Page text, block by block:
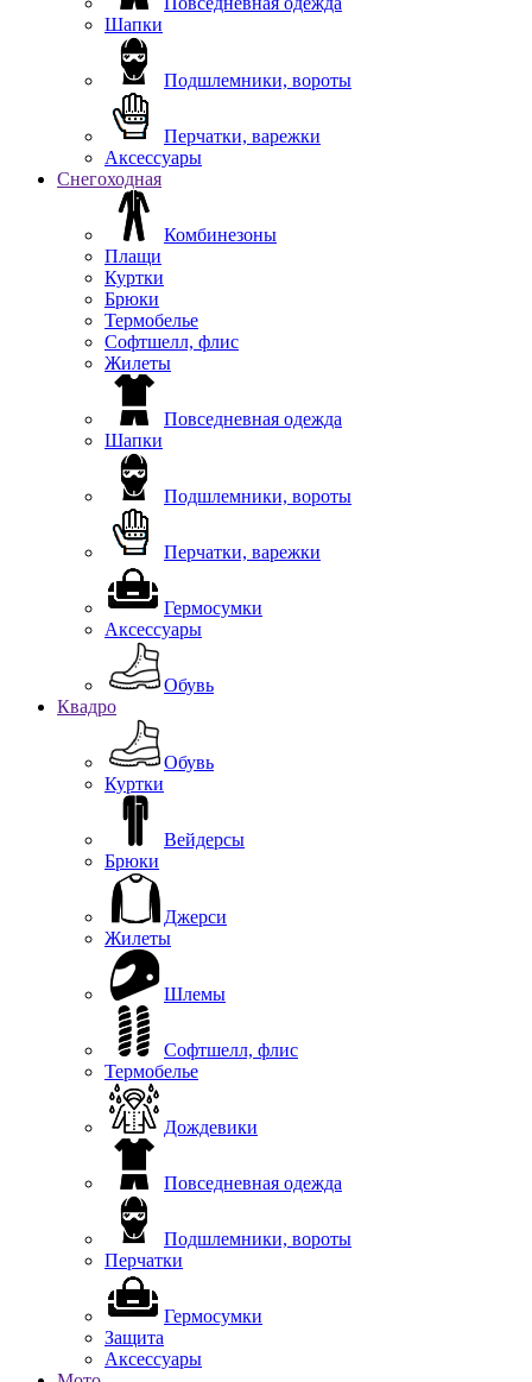
Шапки
Подшлемники, вороты
Перчатки, варежки
Аксессуары
Снегоходная
Комбинезоны
Плащи
Куртки
Брюки
Термобелье
Софтшелл, флис
Жилеты
Повседневная одежда
Шапки
Подшлемники, вороты
Перчатки, варежки
Гермосумки
Аксессуары
Обувь
Квадро
Обувь
Куртки
Вейдерсы
Брюки
Джерси
Жилеты
Шлемы
Софтшелл, флис
Термобелье
Дождевики
Повседневная одежда
Подшлемники, вороты
Перчатки
Гермосумки
Защита
Аксессуары